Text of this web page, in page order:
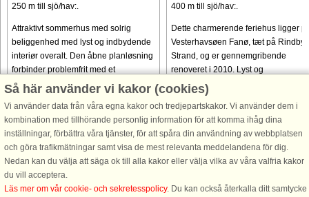
250 m till sjö/hav:.
Attraktivt sommerhus med solrig
beliggenhed med lyst og indbydende
interiør overalt. Den åbne planløsning
forbinder problemfrit med et
veludstyret køkken, hvilket gør det
från 12.616 SEK
400 m till sjö/hav:.
Dette charmerende feriehus ligger
Vesterhavsøen Fanø, tæt på Rindby
Strand, og er gennemgribende
renoveret i 2010. Lyst og
imødekommende står det på en
enestående beliggenhed på toppen
​​en klit ...
från 5.555 SEK
Så här använder vi kakor (cookies)
Vi använder data från våra egna kakor och tredjepartskakor. Vi använder dem i
kombination med tillhörande personlig information för att komma ihåg dina
inställningar, förbättra våra tjänster, för att spåra din användning av webbplatsen
och göra trafikmätningar samt visa de mest relevanta meddelandena för dig.
Nedan kan du välja att säga ok till alla kakor eller välja vilka av våra valfria kakor
du vill acceptera.
Läs mer om vår cookie- och sekretesspolicy. Du kan också återkalla ditt samtycke